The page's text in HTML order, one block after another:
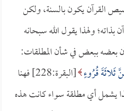
القرآن يكون بالسنة، ولكن
ولهذا يقول الله سبحانه
بعضه ببعض في شأن المطلقات:
ثَلاثَةَ قُرُوءٍ
[البقرة:228] فهنا
يشمل أي مطلقة سواء كانت هذه